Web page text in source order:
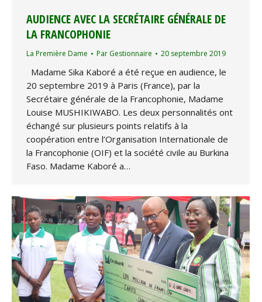
AUDIENCE AVEC LA SECRÉTAIRE GÉNÉRALE DE
LA FRANCOPHONIE
La Première Dame Par Gestionnaire 20 septembre 2019
Madame Sika Kaboré a été reçue en audience, le
20 septembre 2019 à Paris (France), par la
Secrétaire générale de la Francophonie, Madame
Louise MUSHIKIWABO. Les deux personnalités ont
échangé sur plusieurs points relatifs à la
coopération entre l’Organisation Internationale de
la Francophonie (OIF) et la société civile au Burkina
Faso. Madame Kaboré a…